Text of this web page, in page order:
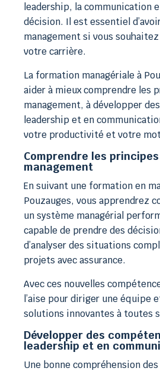
leadership, la communication
décision. Il est essentiel
management si vous
votre carrière.
La formation managériale à
aider à mieux comprendre les
management, à développer
leadership et en
votre productivité et votre
Comprendre les
management
En suivant une formation en
Pouzauges, vous apprendrez
un système managérial
capable de prendre des
d’analyser des situations
projets avec assurance.
Avec ces nouvelles
l’aise pour diriger une équipe
solutions innovantes à toutes
Développer des
leadership et en
Une bonne compréhension